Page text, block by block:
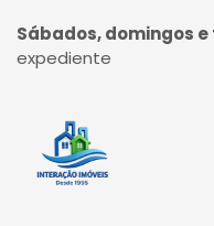
Sábados, domingos
expediente
Página inicial